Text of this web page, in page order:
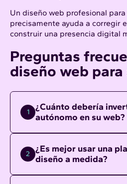
Un diseño web profesional
precisamente ayuda a corregir
construir una presencia digital
Preguntas
diseño web
1
¿Cuánto debería
autónomo en su web?
2
¿Es mejor usar una
diseño a medida?